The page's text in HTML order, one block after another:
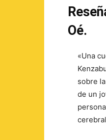
Oé.
«Una
sobre
de un